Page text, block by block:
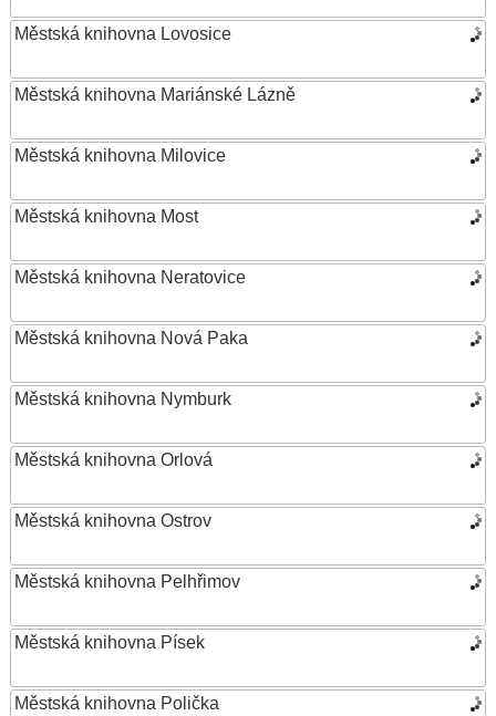
Městská knihovna Lovosice
Městská knihovna Mariánské Lázně
Městská knihovna Milovice
Městská knihovna Most
Městská knihovna Neratovice
Městská knihovna Nová Paka
Městská knihovna Nymburk
Městská knihovna Orlová
Městská knihovna Ostrov
Městská knihovna Pelhřimov
Městská knihovna Písek
Městská knihovna Polička